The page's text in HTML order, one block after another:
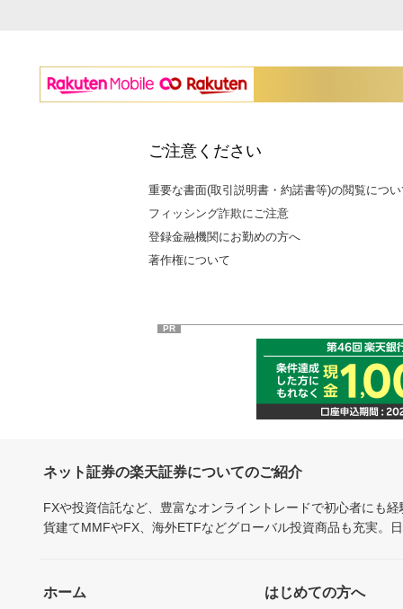
ご注意ください
重要な書面(取引説明書・約諾書等)の閲覧につ
フィッシング詐欺にご注意
登録金融機関にお勤めの方へ
著作権について
PR
ネット証券の楽天証券についてのご紹介
FXや投資信託など、豊富なオンライントレードで初心者にも
貨建てMMFやFX、海外ETFなどグローバル投資商品も充実。
ホーム はじめての方へ